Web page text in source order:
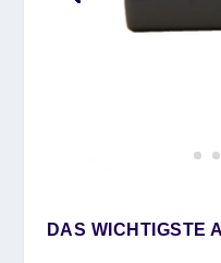
DAS WICHTIGSTE